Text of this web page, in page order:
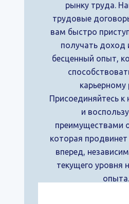
рынку труда.
трудовые
вам быстро
получать доход
бесценный опыт,
карьерному
Присоединяйтесь к
и
преимуществами
которая
вперед,
текущего уровня
опыта.